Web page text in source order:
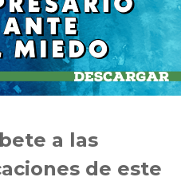
a las
de este